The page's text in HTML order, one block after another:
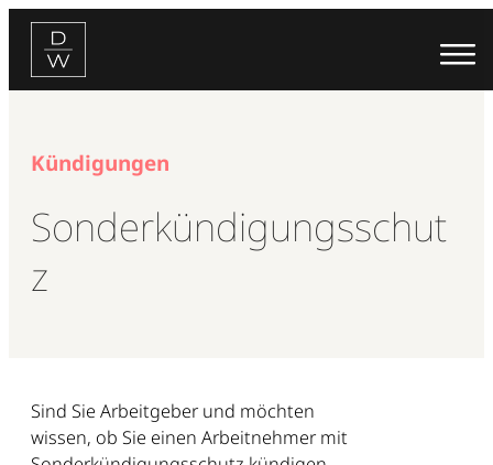
Zum
Inhalt
springen
Kündigungen
Sonderkündigungsschut
z
Sind Sie Arbeitgeber und möchten
wissen, ob Sie einen Arbeitnehmer mit